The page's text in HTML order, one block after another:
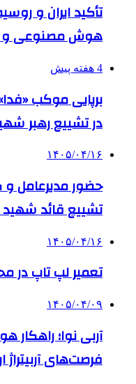
تأکید ایران و
هوش مصنوعی و
4 هفته پیش
برپایی موکب
در تشییع رهبر
۱۴۰۵/۰۴/۱۶
حضور مدیرعامل
تشییع قائد
۱۴۰۵/۰۴/۱۶
تعمیر لپ تاپ در
۱۴۰۵/۰۴/۰۹
آربی نوا؛
فرصت‌های آربیتراژ